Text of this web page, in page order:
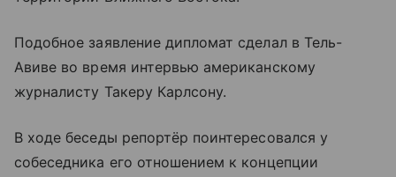
Подобное заявление дипломат сделал в Тель-
Авиве во время интервью американскому
журналисту Такеру Карлсону.
В ходе беседы репортёр поинтересовался у
собеседника его отношением к концепции